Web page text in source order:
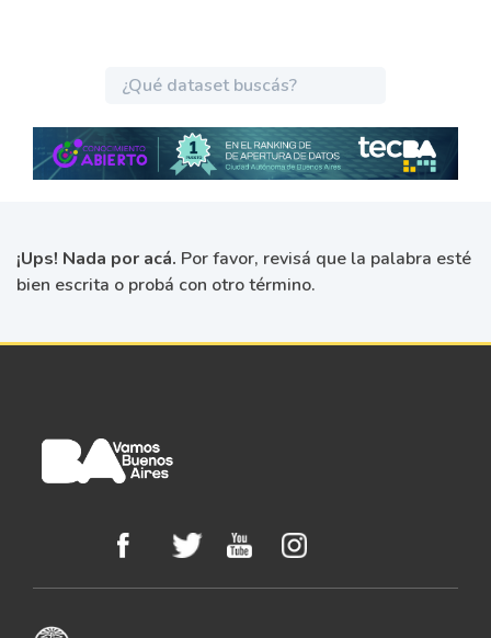
¡Ups! Nada por acá. Por favor, revisá que la palabra esté
bien escrita o probá con otro término.